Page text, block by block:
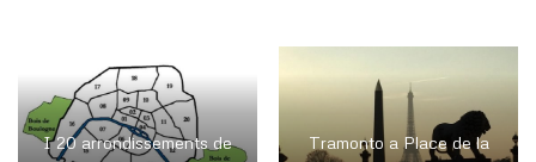
I 20 arrondissements de
Tramonto a Place de la